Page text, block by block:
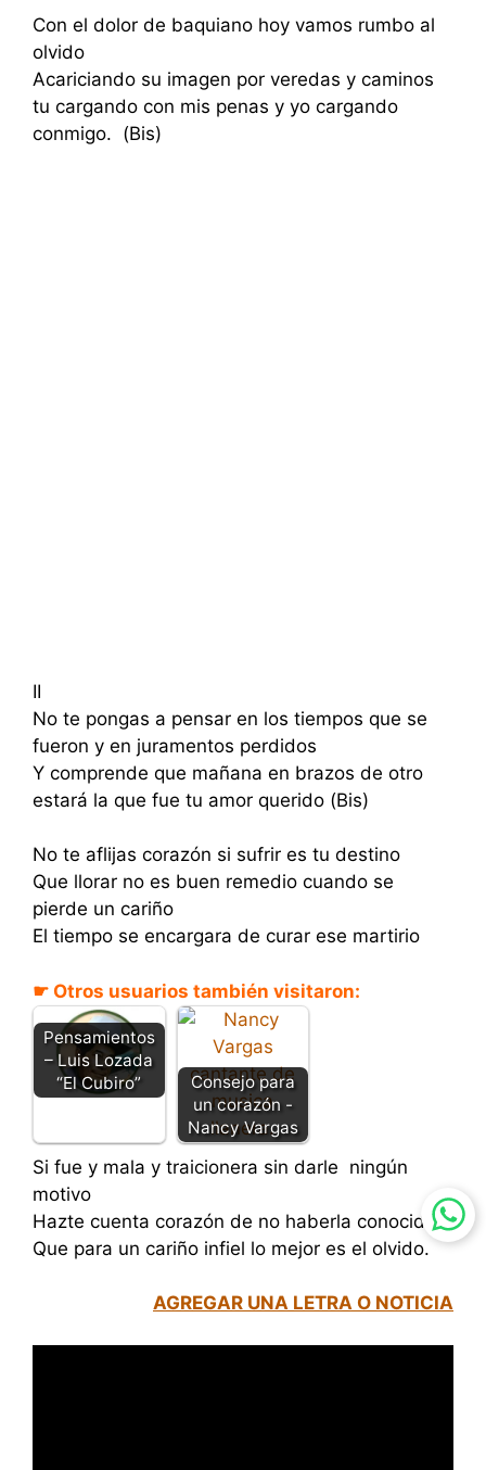
Con el dolor de baquiano hoy vamos rumbo al
olvido
Acariciando su imagen por veredas y caminos
tu cargando con mis penas y yo cargando
conmigo. (Bis)
II
No te pongas a pensar en los tiempos que se
fueron y en juramentos perdidos
Y comprende que mañana en brazos de otro
estará la que fue tu amor querido (Bis)
No te aflijas corazón si sufrir es tu destino
Que llorar no es buen remedio cuando se
pierde un cariño
El tiempo se encargara de curar ese martirio
☛ Otros usuarios también visitaron:
Pensamientos
– Luis Lozada
“El Cubiro”
Consejo para
un corazón -
Nancy Vargas
Si fue y mala y traicionera sin darle ningún
motivo
Hazte cuenta corazón de no haberla conocido
Que para un cariño infiel lo mejor es el olvido.
AGREGAR UNA LETRA O NOTICIA